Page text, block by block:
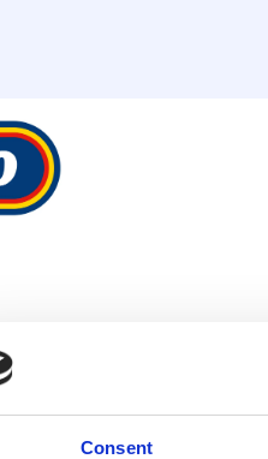
Consent
z PVDF: najlepšie